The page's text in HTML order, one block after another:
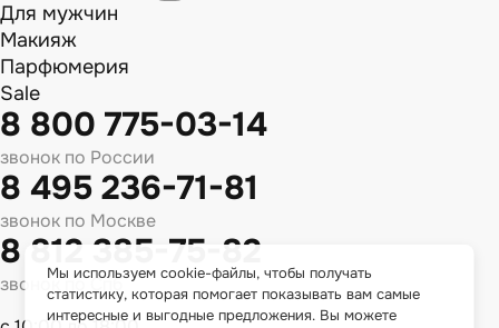
Для мужчин
Макияж
Парфюмерия
Sale
8 800 775-03-14
звонок по России
8 495 236-71-81
звонок по Москве
8 812 385-75-82
звонок по Спб
Мы используем cookie-файлы, чтобы получать
статистику, которая помогает показывать вам самые
интересные и выгодные предложения. Вы можете